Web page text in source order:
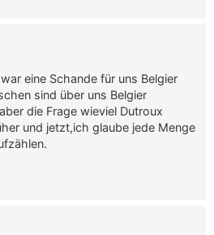
eine Schande für uns Belgier
sind über uns Belgier
die Frage wieviel Dutroux
und jetzt,ich glaube jede Menge